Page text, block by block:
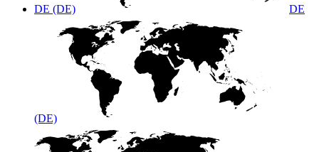
DE (DE) DE
(DE)